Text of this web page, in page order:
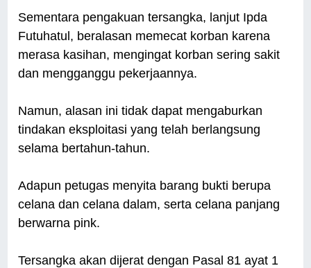
Sementara pengakuan tersangka, lanjut Ipda
Futuhatul, beralasan memecat korban karena
merasa kasihan, mengingat korban sering sakit
dan mengganggu pekerjaannya.
Namun, alasan ini tidak dapat mengaburkan
tindakan eksploitasi yang telah berlangsung
selama bertahun-tahun.
Adapun petugas menyita barang bukti berupa
celana dan celana dalam, serta celana panjang
berwarna pink.
Tersangka akan dijerat dengan Pasal 81 ayat 1